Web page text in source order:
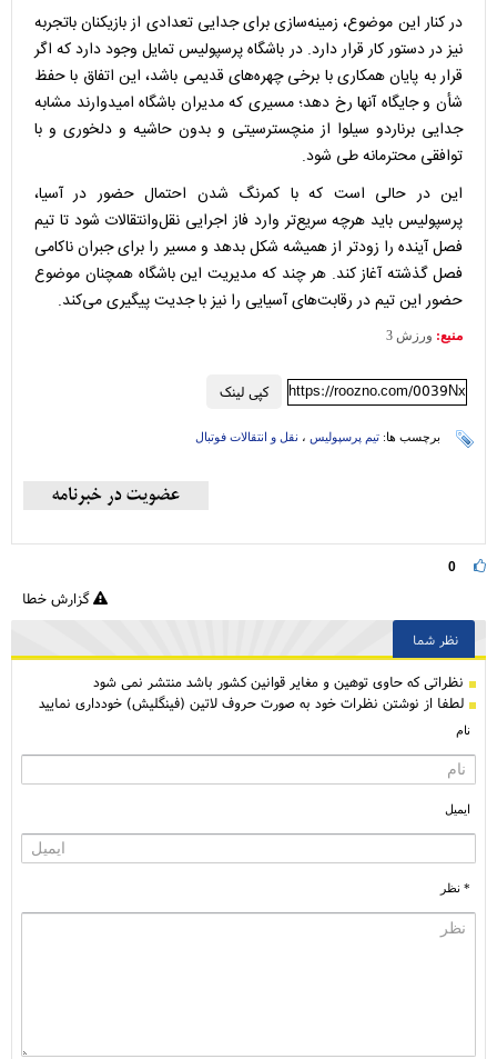
در کنار این موضوع، زمینه‌سازی برای جدایی تعدادی از بازیکنان باتجربه
نیز در دستور کار قرار دارد. در باشگاه پرسپولیس تمایل وجود دارد که اگر
قرار به پایان همکاری با برخی چهره‌های قدیمی باشد، این اتفاق با حفظ
شأن و جایگاه آنها رخ دهد؛ مسیری که مدیران باشگاه امیدوارند مشابه
جدایی برناردو سیلوا از منچسترسیتی و بدون حاشیه و دلخوری و با
توافقی محترمانه طی شود.
این در حالی است که با کمرنگ شدن احتمال حضور در آسیا،
پرسپولیس باید هرچه سریع‌تر وارد فاز اجرایی نقل‌وانتقالات شود تا تیم
فصل آینده را زودتر از همیشه شکل بدهد و مسیر را برای جبران ناکامی
فصل گذشته آغاز کند. هر چند که مدیریت این باشگاه همچنان موضوع
حضور این تیم در رقابت‌های آسیایی را نیز با جدیت پیگیری می‌کند.
منبع: ورزش 3
کپی لینک https://roozno.com/0039Nx
برچسب ها: تیم پرسپولیس ، نقل و انتقالات فوتبال
0
گزارش خطا
نظر شما
نظراتی كه حاوی توهین و مغایر قوانین کشور باشد منتشر نمی شود
لطفا از نوشتن نظرات خود به صورت حروف لاتین (فینگلیش) خودداری نمایید
نام
ایمیل
* نظر